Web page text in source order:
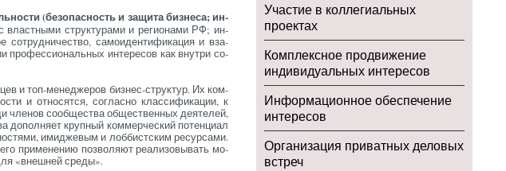
(бе­зопас­ность и за­щита биз­не­са; ин­
влас­тны­ми струк­ту­рами и ре­ги­она­ми РФ; ин­
сот­рудни­чес­тво, са­мо­иден­ти­фика­ция и вза­
про­фес­си­ональ­ных ин­те­ресов как внут­ри со­
и топ-ме­нед­же­ров биз­нес-струк­тур. Их ком­
и от­но­сят­ся, сог­ласно клас­си­фика­ции, к
чле­нов со­об­щес­тва об­щес­твен­ных де­яте­лей,
до­пол­ня­ет круп­ный ком­мерчес­кий по­тен­ци­ал
имид­же­вым и лоб­бист­ским ре­сур­са­ми.
при­мене­нию поз­во­ля­ют ре­али­зовы­вать мо­
«внеш­ней сре­ды».
Участие в коллегиальных
проектах
Комплексное продвижение
индивидуальных интересов
Информационное обеспечение
интересов
Организация приватных деловых
встреч